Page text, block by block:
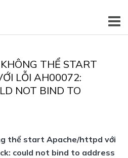
THỂ START
LỖI AH00072:
NOT BIND TO
thể start Apache/httpd với
could not bind to address